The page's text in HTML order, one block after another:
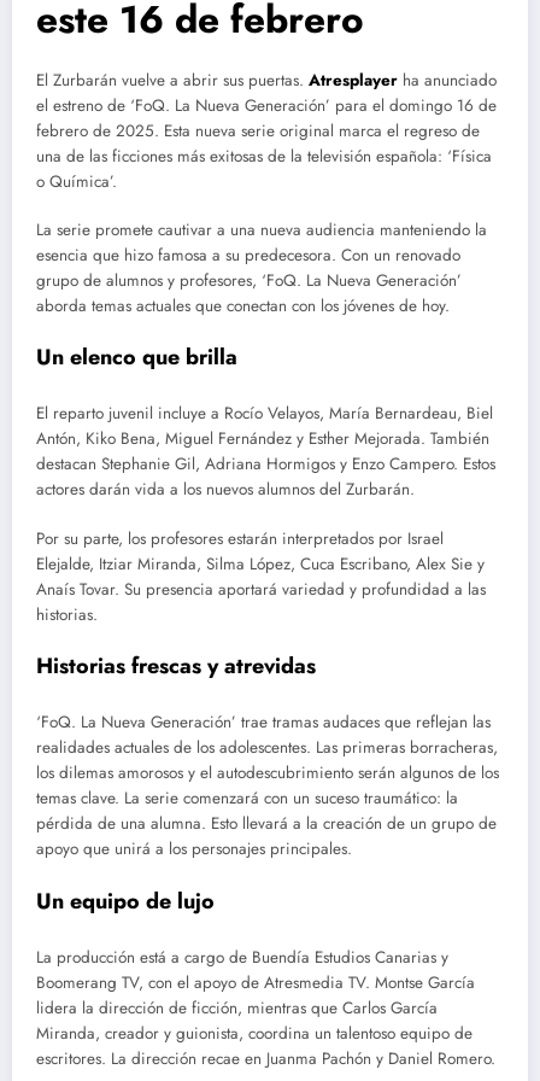
este 16 de febrero
El Zurbarán vuelve a abrir sus puertas. Atresplayer ha anunciado
el estreno de ‘FoQ. La Nueva Generación’ para el domingo 16 de
febrero de 2025. Esta nueva serie original marca el regreso de
una de las ficciones más exitosas de la televisión española: ‘Física
o Química’.
La serie promete cautivar a una nueva audiencia manteniendo la
esencia que hizo famosa a su predecesora. Con un renovado
grupo de alumnos y profesores, ‘FoQ. La Nueva Generación’
aborda temas actuales que conectan con los jóvenes de hoy.
Un elenco que brilla
El reparto juvenil incluye a Rocío Velayos, María Bernardeau, Biel
Antón, Kiko Bena, Miguel Fernández y Esther Mejorada. También
destacan Stephanie Gil, Adriana Hormigos y Enzo Campero. Estos
actores darán vida a los nuevos alumnos del Zurbarán.
Por su parte, los profesores estarán interpretados por Israel
Elejalde, Itziar Miranda, Silma López, Cuca Escribano, Alex Sie y
Anaís Tovar. Su presencia aportará variedad y profundidad a las
historias.
Historias frescas y atrevidas
‘FoQ. La Nueva Generación’ trae tramas audaces que reflejan las
realidades actuales de los adolescentes. Las primeras borracheras,
los dilemas amorosos y el autodescubrimiento serán algunos de los
temas clave. La serie comenzará con un suceso traumático: la
pérdida de una alumna. Esto llevará a la creación de un grupo de
apoyo que unirá a los personajes principales.
Un equipo de lujo
La producción está a cargo de Buendía Estudios Canarias y
Boomerang TV, con el apoyo de Atresmedia TV. Montse García
lidera la dirección de ficción, mientras que Carlos García
Miranda, creador y guionista, coordina un talentoso equipo de
escritores. La dirección recae en Juanma Pachón y Daniel Romero.